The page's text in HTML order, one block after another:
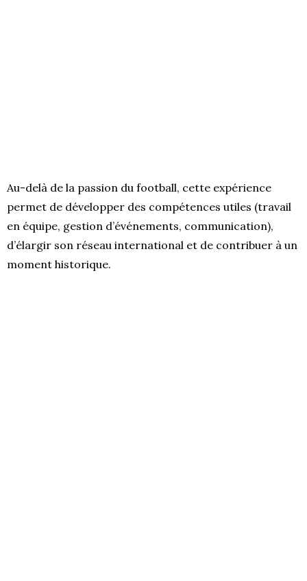
Au-delà de la passion du football, cette expérience
permet de développer des compétences utiles (travail
en équipe, gestion d’événements, communication),
d’élargir son réseau international et de contribuer à un
moment historique.